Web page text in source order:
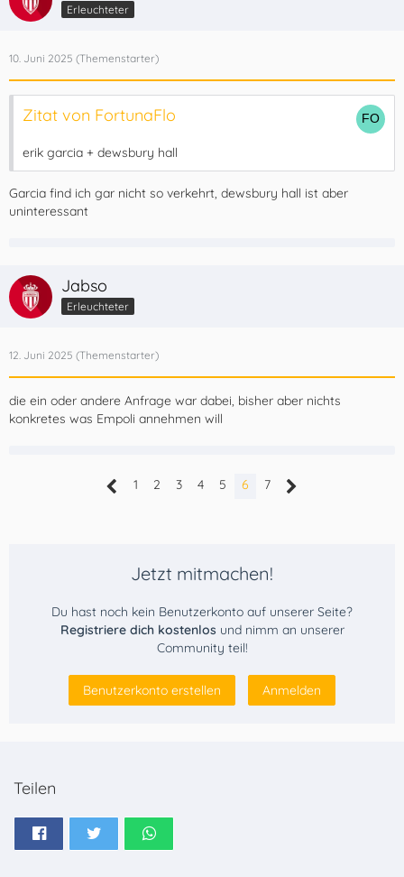
Erleuchteter
10. Juni 2025
Zitat von FortunaFlo
erik garcia + dewsbury hall
Garcia find ich gar nicht so verkehrt, dewsbury hall ist aber
uninteressant
Jabso
Erleuchteter
12. Juni 2025
die ein oder andere Anfrage war dabei, bisher aber nichts
konkretes was Empoli annehmen will
1 2 3 4 5 6 7
Jetzt mitmachen!
Du hast noch kein Benutzerkonto auf unserer Seite?
Registriere dich kostenlos und nimm an unserer
Community teil!
Benutzerkonto erstellen Anmelden
Teilen